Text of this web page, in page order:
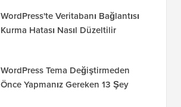
WordPress'te Veritabanı Bağlantısı
Kurma Hatası Nasıl Düzeltilir
WordPress Tema Değiştirmeden
Önce Yapmanız Gereken 13 Şey